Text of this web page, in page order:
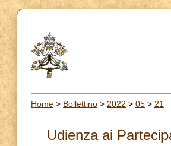
Home > Bollettino > 2022 > 05 > 21
Udienza ai